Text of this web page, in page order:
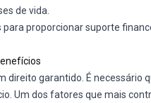
de vida.
para proporcionar suporte
direito garantido. É
Um dos fatores que mais